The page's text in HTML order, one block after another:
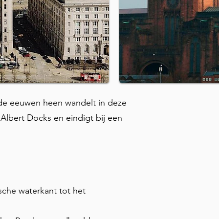
eeuwen heen wandelt in deze
Docks en eindigt bij een
waterkant tot het